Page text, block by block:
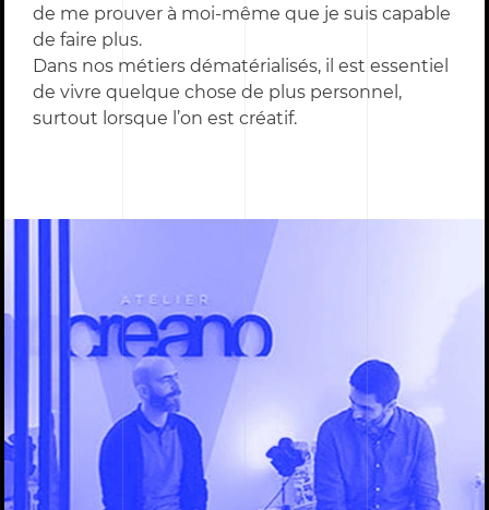
de me prouver à moi-même que je suis capable
de faire plus.
Dans nos métiers dématérialisés, il est essentiel
de vivre quelque chose de plus personnel,
surtout lorsque l’on est créatif.